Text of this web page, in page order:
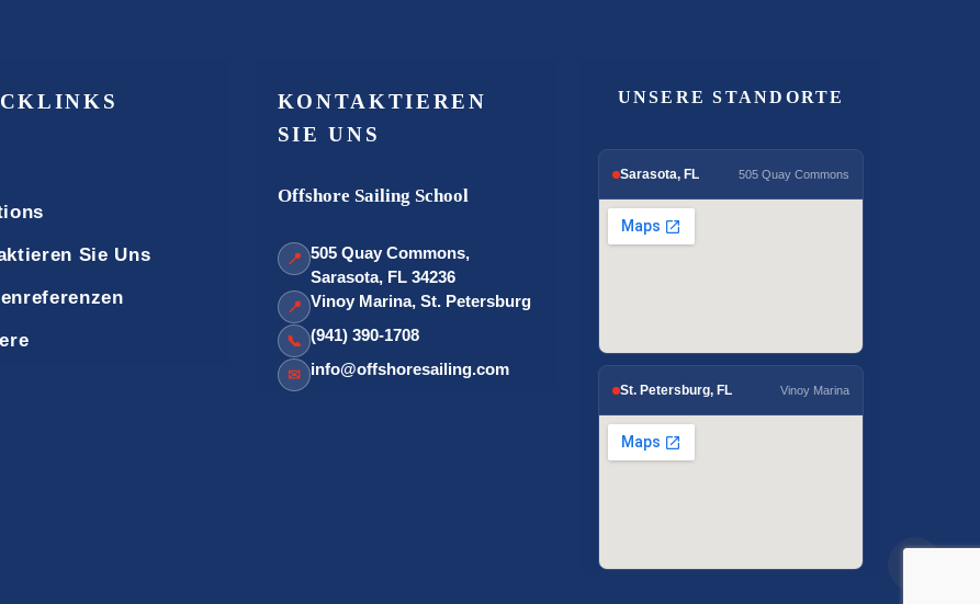
Sie Uns
KONTAKTIEREN
SIE UNS
Offshore Sailing School
📍 505 Quay Commons,
Sarasota, FL 34236
📍 Vinoy Marina, St. Petersburg
📞 (941) 390-1708
✉ info@offshoresailing.com
UNSERE STANDORTE
Sarasota, FL 505 Quay Commons
St. Petersburg, FL Vinoy Marina